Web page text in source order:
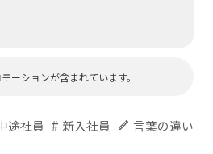
ーションが含まれています。
途社員 # 新入社員 edit 言葉の違い